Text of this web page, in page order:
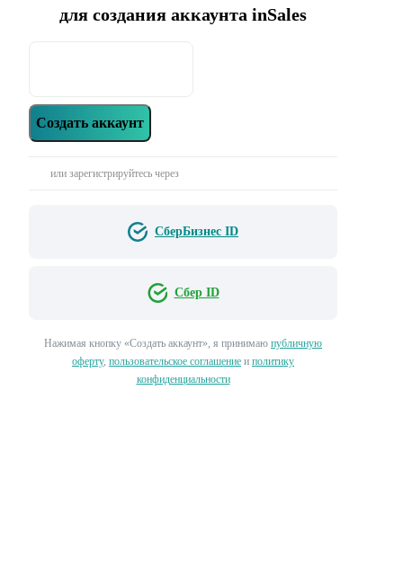
для создания аккаунта inSales
Создать аккаунт
или зарегистрируйтесь через
СберБизнес ID
Сбер ID
Нажимая кнопку «‎Создать аккаунт»‎, я принимаю публичную
оферту, пользовательское соглашение и политику
конфиденциальности